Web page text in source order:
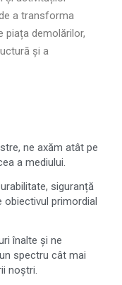
a transforma
piața demolărilor,
și a
ne axăm atât pe
a mediului.
siguranță
obiectivul primordial
înalte și ne
spectru cât mai
noștri.